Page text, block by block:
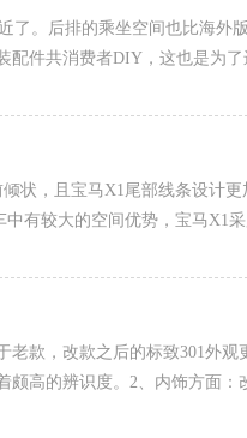
了。后排的乘坐空间也比海外
配件共消费者DIY，这也是为
状，且宝马X1尾部线条设计
有较大的空间优势，宝马X1
老款，改款之后的标致301外
高的辨识度。2、内饰方面：